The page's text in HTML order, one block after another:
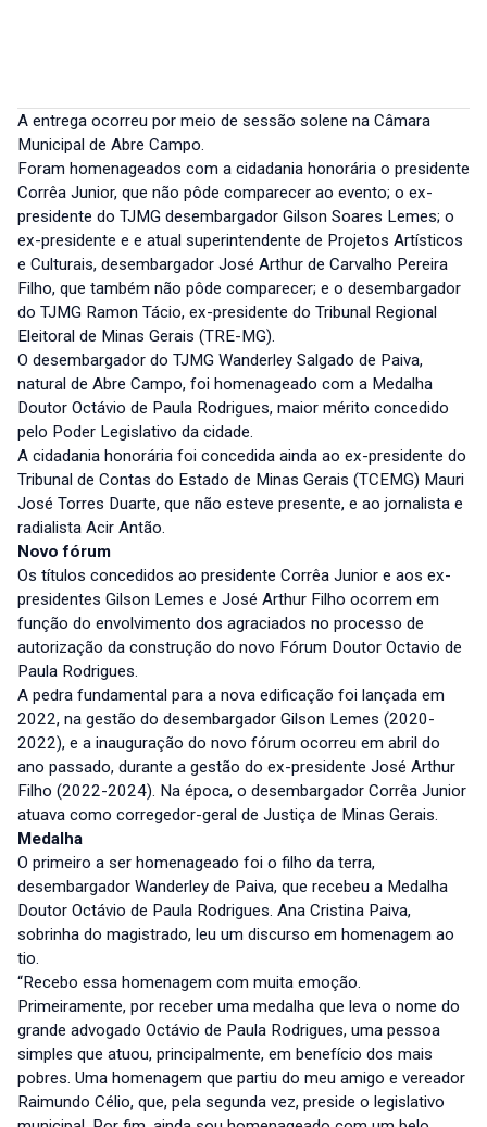
A entrega ocorreu por meio de sessão solene na Câmara
Municipal de Abre Campo.
Foram homenageados com a cidadania honorária o presidente
Corrêa Junior, que não pôde comparecer ao evento; o ex-
presidente do TJMG desembargador Gilson Soares Lemes; o
ex-presidente e e atual superintendente de Projetos Artísticos
e Culturais, desembargador José Arthur de Carvalho Pereira
Filho, que também não pôde comparecer; e o desembargador
do TJMG Ramon Tácio, ex-presidente do Tribunal Regional
Eleitoral de Minas Gerais (TRE-MG).
O desembargador do TJMG Wanderley Salgado de Paiva,
natural de Abre Campo, foi homenageado com a Medalha
Doutor Octávio de Paula Rodrigues, maior mérito concedido
pelo Poder Legislativo da cidade.
A cidadania honorária foi concedida ainda ao ex-presidente do
Tribunal de Contas do Estado de Minas Gerais (TCEMG) Mauri
José Torres Duarte, que não esteve presente, e ao jornalista e
radialista Acir Antão.
Novo fórum
Os títulos concedidos ao presidente Corrêa Junior e aos ex-
presidentes Gilson Lemes e José Arthur Filho ocorrem em
função do envolvimento dos agraciados no processo de
autorização da construção do novo Fórum Doutor Octavio de
Paula Rodrigues.
A pedra fundamental para a nova edificação foi lançada em
2022, na gestão do desembargador Gilson Lemes (2020-
2022), e a inauguração do novo fórum ocorreu em abril do
ano passado, durante a gestão do ex-presidente José Arthur
Filho (2022-2024). Na época, o desembargador Corrêa Junior
atuava como corregedor-geral de Justiça de Minas Gerais.
Medalha
O primeiro a ser homenageado foi o filho da terra,
desembargador Wanderley de Paiva, que recebeu a Medalha
Doutor Octávio de Paula Rodrigues. Ana Cristina Paiva,
sobrinha do magistrado, leu um discurso em homenagem ao
tio.
“Recebo essa homenagem com muita emoção.
Primeiramente, por receber uma medalha que leva o nome do
grande advogado Octávio de Paula Rodrigues, uma pessoa
simples que atuou, principalmente, em benefício dos mais
pobres. Uma homenagem que partiu do meu amigo e vereador
Raimundo Célio, que, pela segunda vez, preside o legislativo